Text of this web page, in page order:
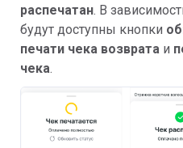
распечатан. В
будут доступны кнопки
печати чека возврата и
чека.